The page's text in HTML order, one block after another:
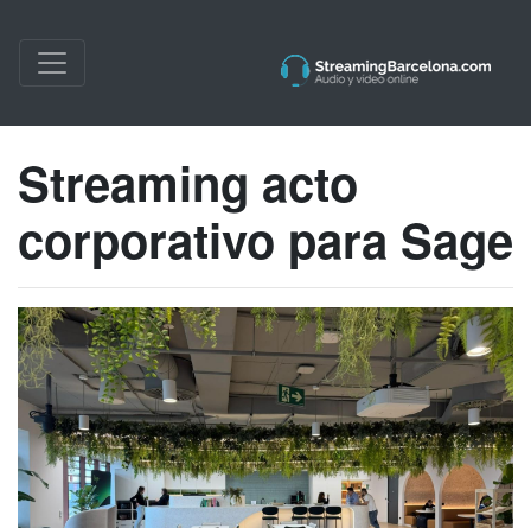
Streaming acto
corporativo para Sage